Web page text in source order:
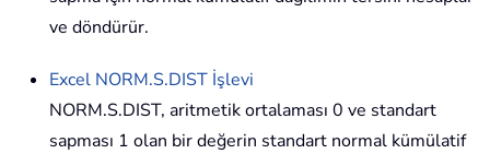
ve döndürür.
Excel NORM.S.DIST İşlevi
NORM.S.DIST, aritmetik ortalaması 0 ve standart
sapması 1 olan bir değerin standart normal kümülatif